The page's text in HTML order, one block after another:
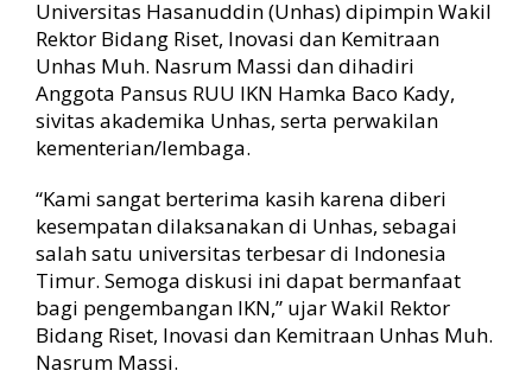
Universitas Hasanuddin (Unhas) dipimpin Wakil
Rektor Bidang Riset, Inovasi dan Kemitraan
Unhas Muh. Nasrum Massi dan dihadiri
Anggota Pansus RUU IKN Hamka Baco Kady,
sivitas akademika Unhas, serta perwakilan
kementerian/lembaga.
“Kami sangat berterima kasih karena diberi
kesempatan dilaksanakan di Unhas, sebagai
salah satu universitas terbesar di Indonesia
Timur. Semoga diskusi ini dapat bermanfaat
bagi pengembangan IKN,” ujar Wakil Rektor
Bidang Riset, Inovasi dan Kemitraan Unhas Muh.
Nasrum Massi.